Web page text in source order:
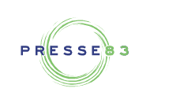
contenu